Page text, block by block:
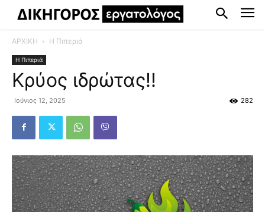
ΑΡΧΙΚΗ Η Πιπεριά
Η Πιπεριά
Κρύος ιδρώτας!!
Ιούνιος 12, 2025 282